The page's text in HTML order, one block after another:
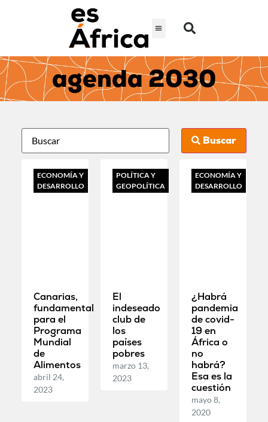
agenda 2030
Buscar
ECONOMÍA Y
DESARROLLO
Canarias,
fundamental
para el
Programa
Mundial
de
Alimentos
abril 24,
2023
POLÍTICA Y
GEOPOLÍTICA
El
indeseado
club de
los
países
pobres
marzo 13,
2023
ECONOMÍA Y
DESARROLLO
¿Habrá
pandemia
de covid-
19 en
África o
no
habrá?
Esa es la
cuestión
mayo 8,
2020